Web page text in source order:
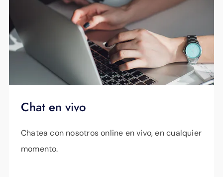
Chat en vivo
Chatea con nosotros online en vivo, en cualquier
momento.